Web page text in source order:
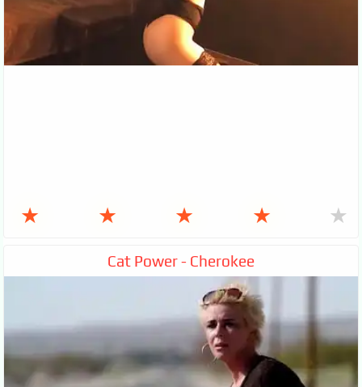
★ ★ ★ ★ ★
Cat Power - Cherokee